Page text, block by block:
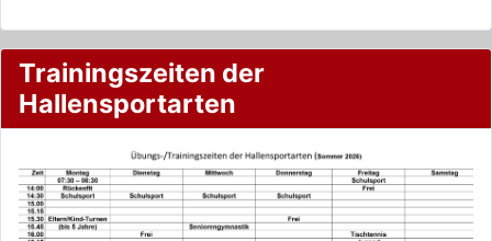
Trainingszeiten der
Hallensportarten